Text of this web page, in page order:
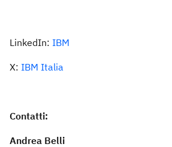
LinkedIn: IBM
X: IBM Italia
Contatti:
Andrea Belli